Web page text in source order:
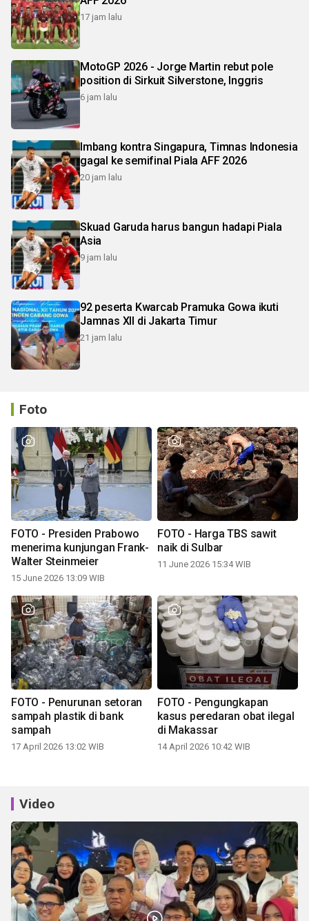
17 jam lalu
MotoGP 2026 - Jorge Martin rebut pole
position di Sirkuit Silverstone, Inggris
6 jam lalu
Imbang kontra Singapura, Timnas Indonesia
gagal ke semifinal Piala AFF 2026
20 jam lalu
Skuad Garuda harus bangun hadapi Piala
Asia
9 jam lalu
92 peserta Kwarcab Pramuka Gowa ikuti
Jamnas XII di Jakarta Timur
21 jam lalu
Foto
FOTO - Presiden Prabowo
menerima kunjungan Frank-
Walter Steinmeier
15 June 2026 13:09 WIB
FOTO - Harga TBS sawit
naik di Sulbar
11 June 2026 15:34 WIB
FOTO - Penurunan setoran
sampah plastik di bank
sampah
17 April 2026 13:02 WIB
FOTO - Pengungkapan
kasus peredaran obat ilegal
di Makassar
14 April 2026 10:42 WIB
Video